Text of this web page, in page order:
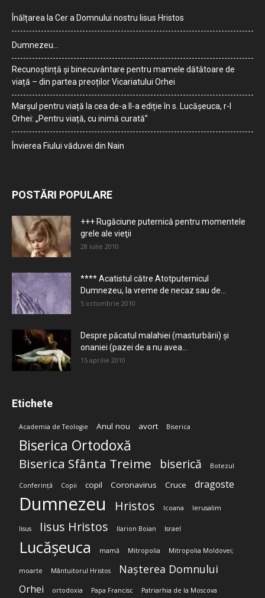
Înălțarea la Cer a Domnului nostru Iisus Hristos
Dumnezeu…
Recunoștință și binecuvântare pentru mamele dătătoare de
viață – din partea preoților Vicariatului Orhei
Marșul pentru viață la cea de-a II-a ediție în s. Lucășeuca, r-l
Orhei: „Pentru viață, cu inimă curată”
Învierea Fiului văduvei din Nain
POSTĂRI POPULARE
+++ Rugăciune puternică pentru momentele
grele ale vieţii
28 iulie 2010
**** Acatistul către Atotputernicul
Dumnezeu, la vreme de necaz sau de...
5 octombrie 2010
Despre păcatul malahiei (masturbării) şi
onaniei (pazei de a nu avea...
15 aprilie 2010
Etichete
Academia de Teologie Anul nou avort Biserica
Biserica Ortodoxă
Biserica Sfânta Treime biserică Botezul
Conferință Copii copil Coronavirus Cruce dragoste
Dumnezeu Hristos Icoana Ierusalim
Iisus Iisus Hristos Ilarion Boian Israel
Lucășeuca mamă Mitropolia Mitropolia Moldovei;
moarte Mântuitorul Hristos Nașterea Domnului
Orhei ortodoxia Papa Francisc Patriarhia de la Moscova